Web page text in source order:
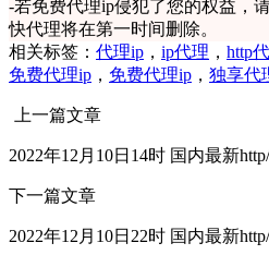
-若免费代理ip侵犯了您的权益，
快代理将在第一时间删除。
相关标签： 代理ip ， ip代理 ， http
免费代理ip ， 免费代理ip ， 独享代
上一篇文章
2022年12月10日14时 国内最新
下一篇文章
2022年12月10日22时 国内最新